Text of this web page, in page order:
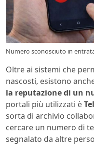
Numero sconosciuto in
Oltre ai sistemi che
nascosti, esistono
la reputazione di un
portali più utilizzati è
sorta di archivio
cercare un numero di
segnalato da altre